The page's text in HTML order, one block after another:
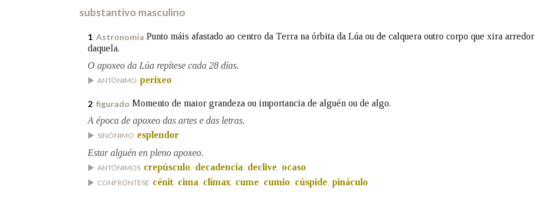
Remata por
Contén Na fraseoloxía
OUTRAS OPCIÓNS DE BUSCA
Marcas gramaticais Pertence a
substantivo masculino
1 Astronomía Punto máis afastado ao centro da Terra na órbita da Lúa ou de calquera outro corpo que xira arredor
daquela.
O apoxeo da Lúa repítese cada 28 días.
ANTÓNIMO perixeo
2 figurado Momento de maior grandeza ou importancia de alguén ou de algo.
A época de apoxeo das artes e das letras.
SINÓNIMO esplendor
Estar alguén en pleno apoxeo.
ANTÓNIMOS crepúsculo, decadencia, declive, ocaso
CONFRÓNTESE cénit, cima, clímax, cume, cumio, cúspide, pináculo